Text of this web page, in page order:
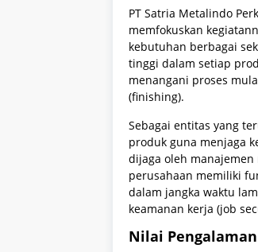
PT Satria Metalindo
memfokuskan
kebutuhan berbagai
tinggi dalam setiap
menangani proses
(finishing).
Sebagai entitas yang
produk guna menjaga
dijaga oleh
perusahaan memiliki
dalam jangka waktu
keamanan kerja (job
Nilai